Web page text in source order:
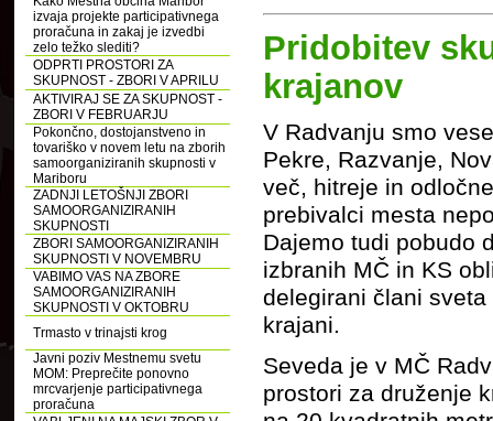
izvaja projekte participativnega
proračuna in zakaj je izvedbi
zelo težko slediti?
ODPRTI PROSTORI ZA
SKUPNOST - ZBORI V APRILU
AKTIVIRAJ SE ZA SKUPNOST -
ZBORI V FEBRUARJU
Pokončno, dostojanstveno in
tovariško v novem letu na zborih
samoorganiziranih skupnosti v
Mariboru
ZADNJI LETOŠNJI ZBORI
SAMOORGANIZIRANIH
SKUPNOSTI
ZBORI SAMOORGANIZIRANIH
SKUPNOSTI V NOVEMBRU
VABIMO VAS NA ZBORE
SAMOORGANIZIRANIH
SKUPNOSTI V OKTOBRU
Trmasto v trinajsti krog
Javni poziv Mestnemu svetu
MOM: Preprečite ponovno
mrcvarjenje participativnega
proračuna
Pridobitev
krajanov
V Radvanju smo
Pekre, Razvanje,
več, hitreje in
prebivalci mesta
Dajemo tudi pobudo
izbranih MČ in KS
delegirani člani
krajani.
Seveda je v MČ
prostori za druženje